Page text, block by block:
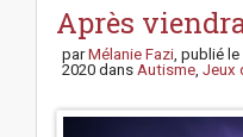
s
t
n
v
Après
parMélanie Fazi, publié le
2020 dans Autisme, Jeux